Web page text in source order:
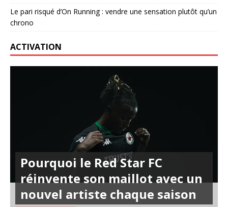
Le pari risqué d’On Running : vendre une sensation plutôt qu’un
chrono
ACTIVATION
Pourquoi le Red Star FC
réinvente son maillot avec un
nouvel artiste chaque saison